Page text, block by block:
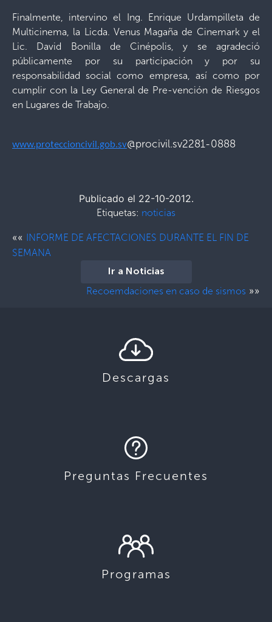
Finalmente, intervino el Ing. Enrique Urdampilleta de
Multicinema, la Licda. Venus Magaña de Cinemark y el
Lic. David Bonilla de Cinépolis, y se agradeció
públicamente por su participación y por su
responsabilidad social como empresa, así como por
cumplir con la Ley General de Pre-vención de Riesgos
en Lugares de Trabajo.
www.proteccioncivil.gob.sv@procivil.sv2281-0888
Publicado el 22-10-2012.
Etiquetas: noticias
«« INFORME DE AFECTACIONES DURANTE EL FIN DE
SEMANA
Ir a Noticias
Recoemdaciones en caso de sismos »»
Descargas
Preguntas Frecuentes
Programas